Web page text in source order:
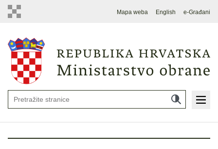
Mapa weba English e-Građani